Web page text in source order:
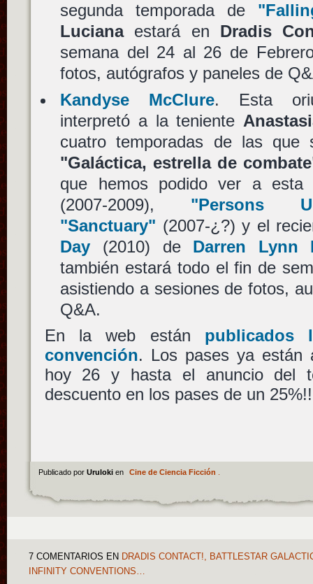
segunda temporada de
Lucianaestará en Dradis
semana del 24 al 26 de
fotos, autógrafos y paneles de
Kandyse McClure. Esta
interpretó a la teniente
cuatro temporadas de las que
"Galáctica, estrella de
que hemos podido ver a
(2007-2009), "Persons
"Sanctuary" (2007-¿?) y el
Day (2010) de Darren Lynn
también estará todo el fin de
asistiendo a sesiones de fotos,
Q&A.
En la web están publicados
convención. Los pases ya están
hoy 26 y hasta el anuncio del
descuento en los pases de un
Publicado por Uruloki en Cine de Ciencia Ficción
7 COMENTARIOS EN DRADIS CONTACT!, BATTLESTAR
INFINITY CONVENTIONS…